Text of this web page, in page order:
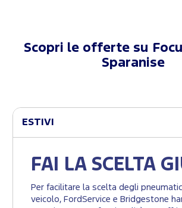
Scopri le offerte su
Sparanise
ESTIVI
FAI LA SCELTA
Per facilitare la scelta degli
veicolo, FordService e Bridgestone